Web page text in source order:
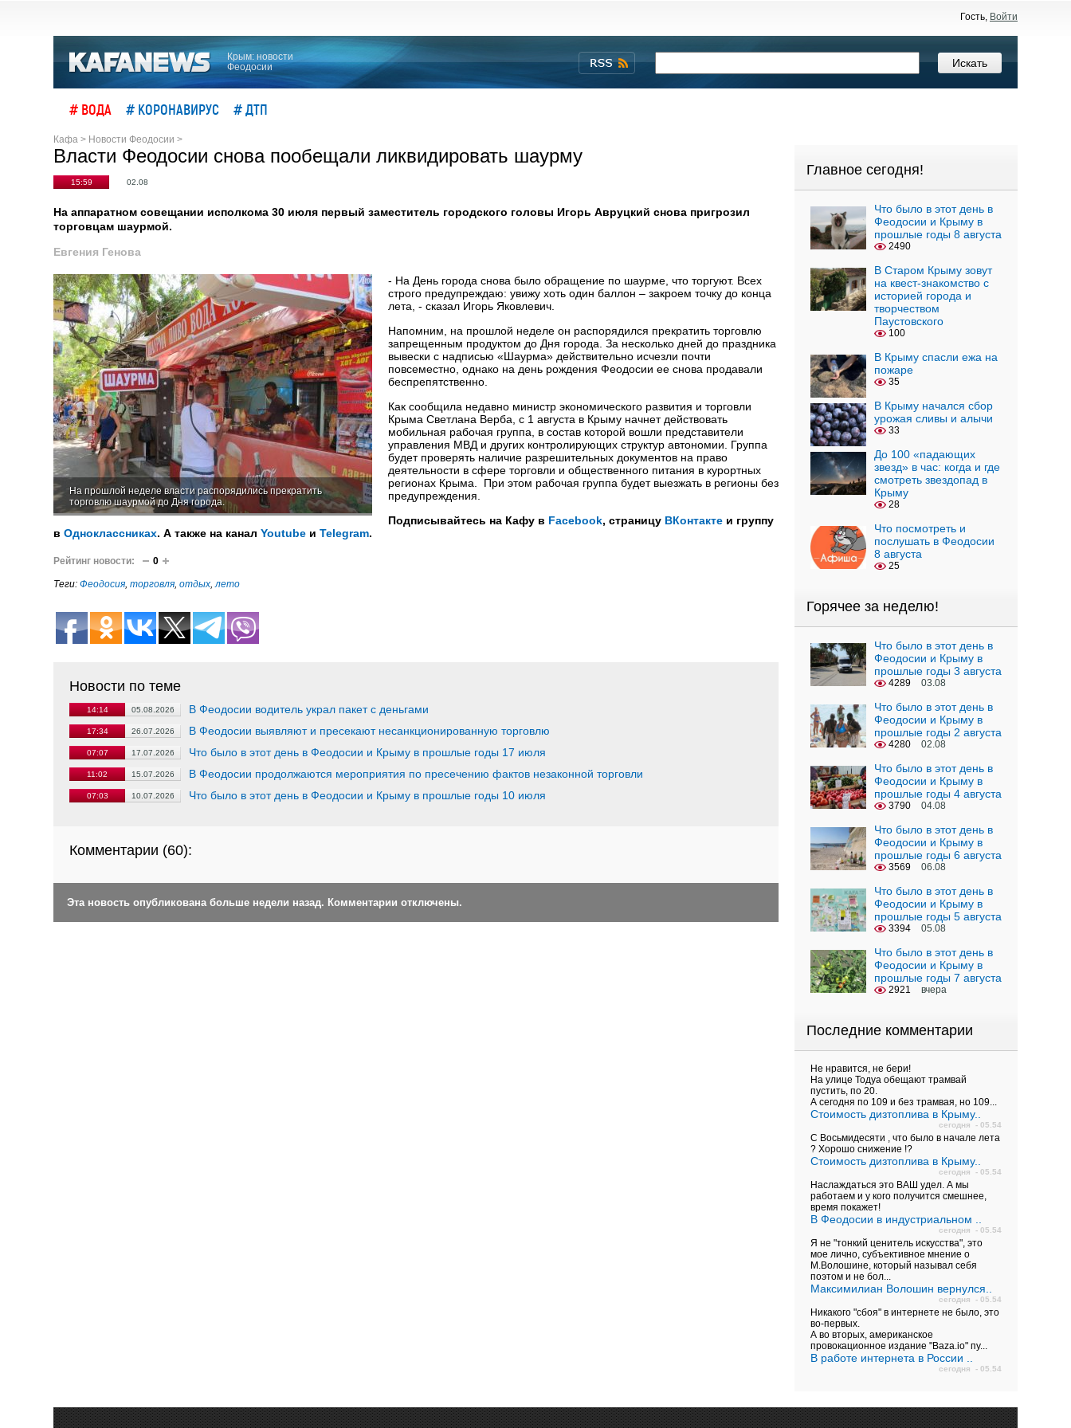
Гость, Войти
Крым: новости
Феодосии
# ВОДА # КОРОНАВИРУС # ДТП
Кафа > Новости Феодосии >
Власти Феодосии снова пообещали ликвидировать шаурму
15:59 02.08
На аппаратном совещании исполкома 30 июля первый заместитель городского головы Игорь Авруцкий снова пригрозил
торговцам шаурмой.
Евгения Генова
На прошлой неделе власти распорядились прекратить
торговлю шаурмой до Дня города.
- На День города снова было обращение по шаурме, что торгуют. Всех
строго предупреждаю: увижу хоть один баллон – закроем точку до конца
лета, - сказал Игорь Яковлевич.
Напомним, на прошлой неделе он распорядился прекратить торговлю
запрещенным продуктом до Дня города. За несколько дней до праздника
вывески с надписью «Шаурма» действительно исчезли почти
повсеместно, однако на день рождения Феодосии ее снова продавали
беспрепятственно.
Как сообщила недавно министр экономического развития и торговли
Крыма Светлана Верба, с 1 августа в Крыму начнет действовать
мобильная рабочая группа, в состав которой вошли представители
управления МВД и других контролирующих структур автономии. Группа
будет проверять наличие разрешительных документов на право
деятельности в сфере торговли и общественного питания в курортных
регионах Крыма. При этом рабочая группа будет выезжать в регионы без
предупреждения.
Подписывайтесь на Кафу в Facebook, страницу ВКонтакте и группу
в Одноклассниках. А также на канал Youtube и Telegram.
Рейтинг новости: 0
Теги: Феодосия, торговля, отдых,лето
Новости по теме
14:14 05.08.2026 В Феодосии водитель украл пакет с деньгами
17:34 26.07.2026 В Феодосии выявляют и пресекают несанкционированную торговлю
07:07 17.07.2026 Что было в этот день в Феодосии и Крыму в прошлые годы 17 июля
11:02 15.07.2026 В Феодосии продолжаются мероприятия по пресечению фактов незаконной торговли
07:03 10.07.2026 Что было в этот день в Феодосии и Крыму в прошлые годы 10 июля
Комментарии (60):
Эта новость опубликована больше недели назад. Комментарии отключены.
Главное сегодня!
Что было в этот день в
Феодосии и Крыму в
прошлые годы 8 августа
2490
В Старом Крыму зовут
на квест-знакомство с
историей города и
творчеством
Паустовского
100
В Крыму спасли ежа на
пожаре
35
В Крыму начался сбор
урожая сливы и алычи
33
До 100 «падающих
звезд» в час: когда и где
смотреть звездопад в
Крыму
28
Что посмотреть и
послушать в Феодосии
8 августа
25
Горячее за неделю!
Что было в этот день в
Феодосии и Крыму в
прошлые годы 3 августа
4289 03.08
Что было в этот день в
Феодосии и Крыму в
прошлые годы 2 августа
4280 02.08
Что было в этот день в
Феодосии и Крыму в
прошлые годы 4 августа
3790 04.08
Что было в этот день в
Феодосии и Крыму в
прошлые годы 6 августа
3569 06.08
Что было в этот день в
Феодосии и Крыму в
прошлые годы 5 августа
3394 05.08
Что было в этот день в
Феодосии и Крыму в
прошлые годы 7 августа
2921 вчера
Последние комментарии
Не нравится, не бери!
На улице Тодуа обещают трамвай
пустить, по 20.
А сегодня по 109 и без трамвая, но 109...
Стоимость дизтоплива в Крыму..
сегодня - 05.54
С Восьмидесяти , что было в начале лета
? Хорошо снижение !?
Стоимость дизтоплива в Крыму..
сегодня - 05.54
Наслаждаться это ВАШ удел. А мы
работаем и у кого получится смешнее,
время покажет!
В Феодосии в индустриальном ..
сегодня - 05.54
Я не "тонкий ценитель искусства", это
мое лично, субъективное мнение о
М.Волошине, который называл себя
поэтом и не бол...
Максимилиан Волошин вернулся..
сегодня - 05.54
Никакого "сбоя" в интернете не было, это
во-первых.
А во вторых, американское
провокационное издание "Baza.io" пу...
В работе интернета в России ..
сегодня - 05.54